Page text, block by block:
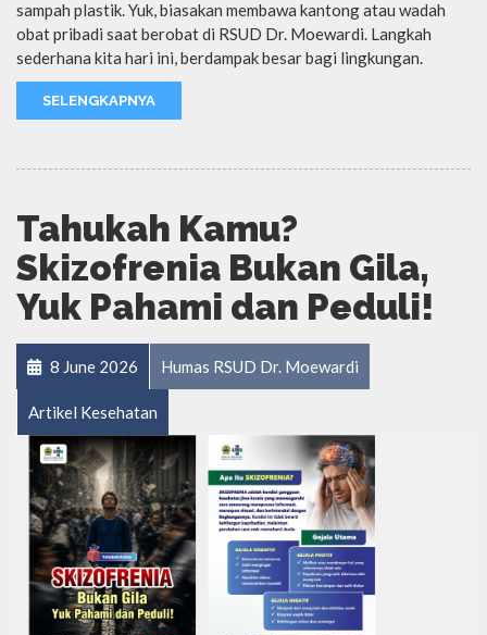
sampah plastik. Yuk, biasakan membawa kantong atau wadah
obat pribadi saat berobat di RSUD Dr. Moewardi. Langkah
sederhana kita hari ini, berdampak besar bagi lingkungan.
SELENGKAPNYA
Tahukah Kamu?
Skizofrenia Bukan Gila,
Yuk Pahami dan Peduli!
8 June 2026 Humas RSUD Dr. Moewardi
Artikel Kesehatan